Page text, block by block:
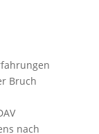
Bruch
nach